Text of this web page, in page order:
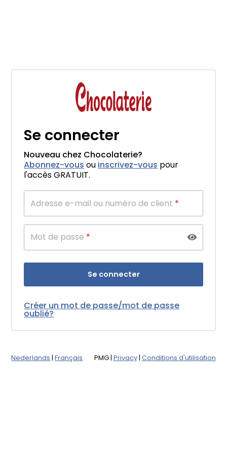
Se connecter
Nouveau chez Chocolaterie?
Abonnez-vous ou inscrivez-vous pour
l'accès GRATUIT.
Adresse e-mail ou numéro de client *
Mot de passe *
Créer un mot de passe/mot de passe
oublié?
Nederlands |Français PMG| Privacy| Conditions d'utilisation